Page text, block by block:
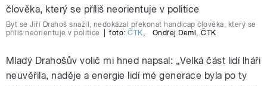
Byť se Jiří Drahoš snažil, nedokázal překonat handicap člověka, který se
příliš neorientuje v politice
foto:ČTK, Ondřej Deml ,ČTK
Mladý Drahošův volič mi hned napsal: „Velká část lidí lháři
neuvěřila, naděje a energie lidí mé generace byla po ty